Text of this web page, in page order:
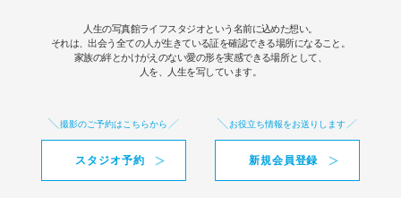
人生の写真館ライフスタジオという名前に込めた想い。
それは、出会う全ての人が生きている証を確認できる場所になること。
家族の絆とかけがえのない愛の形を実感できる場所として、
人を、人生を写しています。
撮影のご予約はこちらから
スタジオ予約
お役立ち情報をお送りします
新規会員登録